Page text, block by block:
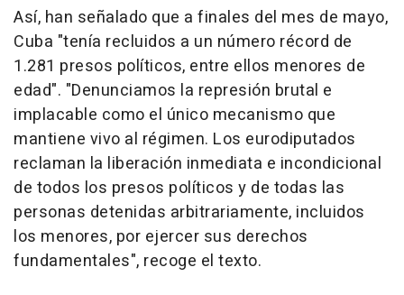
Así, han señalado que a finales del mes de mayo,
Cuba "tenía recluidos a un número récord de
1.281 presos políticos, entre ellos menores de
edad". "Denunciamos la represión brutal e
implacable como el único mecanismo que
mantiene vivo al régimen. Los eurodiputados
reclaman la liberación inmediata e incondicional
de todos los presos políticos y de todas las
personas detenidas arbitrariamente, incluidos
los menores, por ejercer sus derechos
fundamentales", recoge el texto.